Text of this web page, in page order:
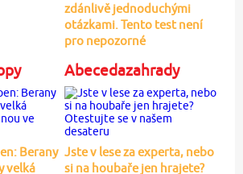
zdánlivě jednoduchými
otázkami. Tento test není
pro nepozorné
Berany
velká
Abecedazahrady
Jste v lese za experta, nebo
si na houbaře jen hrajete?